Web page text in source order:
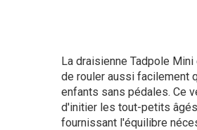
La draisienne Tadpole
de rouler aussi facilement
enfants sans pédales. Ce
d'initier les tout-petits
fournissant l'équilibre